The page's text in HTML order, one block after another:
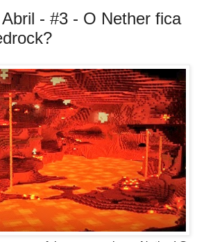
- #3 - O Nether fica